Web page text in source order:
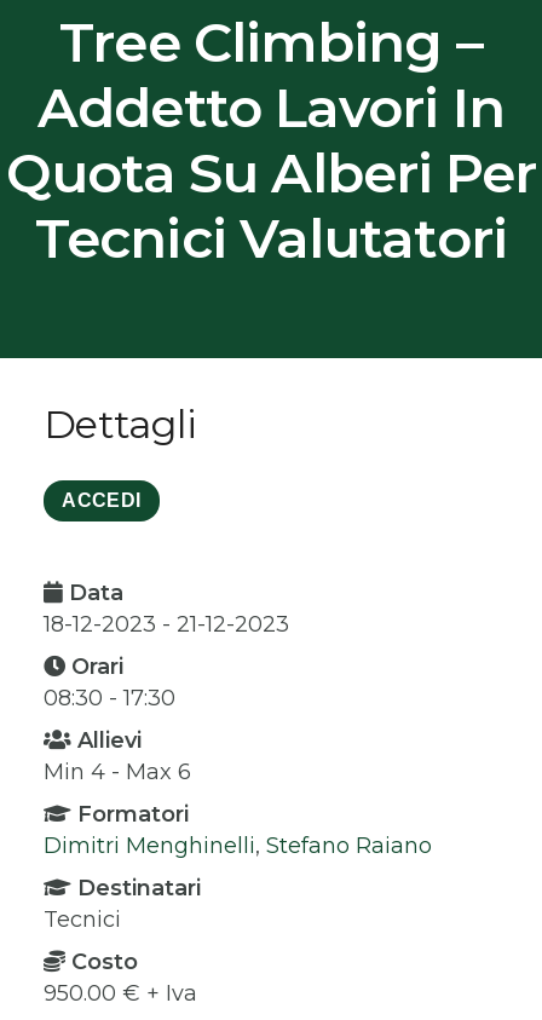
Tree Climbing –
Addetto Lavori In
Quota Su Alberi Per
Tecnici Valutatori
Dettagli
ACCEDI
Data
18-12-2023 - 21-12-2023
Orari
08:30 - 17:30
Allievi
Min 4 - Max 6
Formatori
Dimitri Menghinelli, Stefano Raiano
Destinatari
Tecnici
Costo
950.00 € + Iva